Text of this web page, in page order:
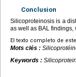
Conclusion
Silicoproteinosis is a
as well as BAL
El texto completo de
Mots clés :
Keywords :